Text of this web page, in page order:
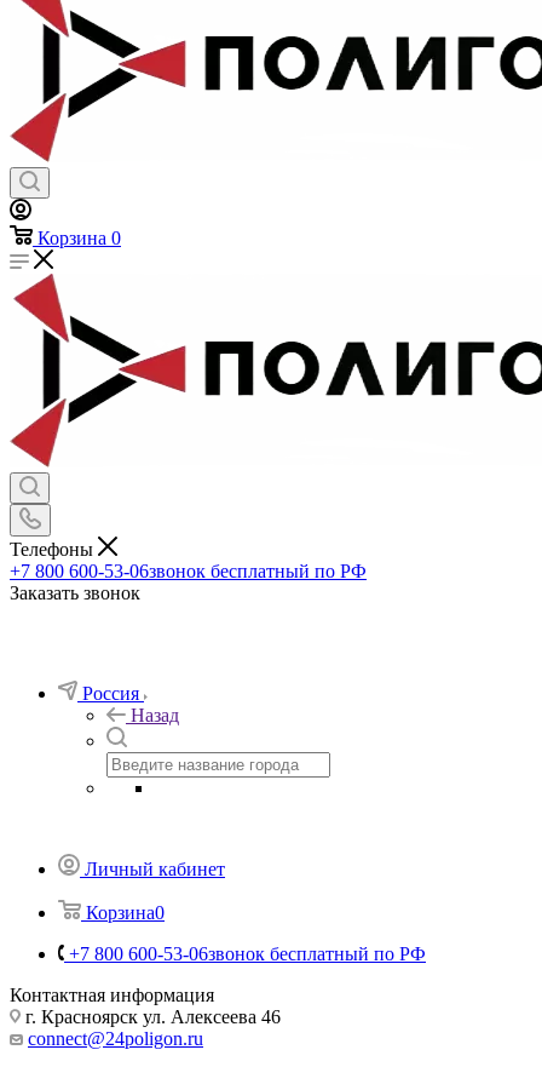
Корзина 0
Телефоны
+7 800 600-53-06звонок бесплатный по РФ
Заказать звонок
Россия
Назад
Личный кабинет
Корзина0
+7 800 600-53-06звонок бесплатный по РФ
Контактная информация
г. Красноярск ул. Алексеева 46
connect@24poligon.ru